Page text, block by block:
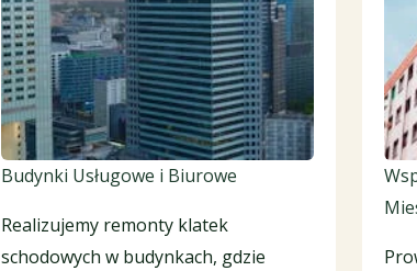
Budynki Usługowe i Biurowe
Realizujemy remonty klatek
schodowych w budynkach, gdzie